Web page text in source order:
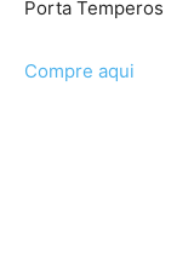
Porta Temperos
Compre aqui